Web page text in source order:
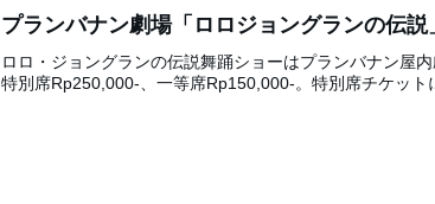
プランバナン劇場「ロロジョングランの伝説
ロロ・ジョングランの伝説舞踊ショーはプランバナン屋
特別席Rp250,000-、一等席Rp150,000-。特別席チケット